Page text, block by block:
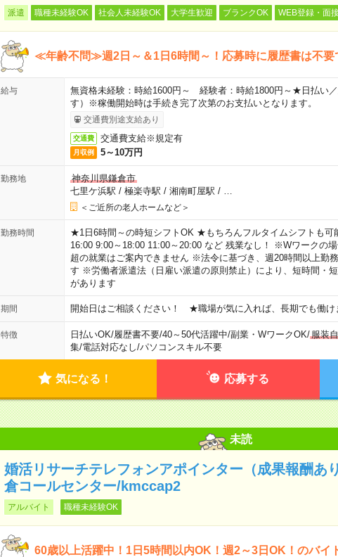
派遣 職種未経験OK 社会人未経験OK 大学生歓迎 ブランクOK WEB登録・面
≪年齢不問≫週2日～＆1日6時間～！応募時に履歴書は不要
給与
無資格未経験：時給1600円～ 経験者：時給1800円～★日払い
す）※稼働開始時は手続き完了次第のお支払いとなります。
交通費別途支給あり
交通費 交通費支給※規定有
月収例 5～10万円
勤務地
神奈川県鎌倉市
七里ケ浜駅 / 極楽寺駅 / 湘南町屋駅 /
＜ご近所の老人ホームなど＞
勤務時間
★1日6時間～の時短シフトOK ★もちろんフルタイムシフトも可
16:00 9:00～18:00 11:00～20:00 など 残業なし！ ※Wワークの
超の就業はご案内できません ※法令に基づき、週20時間以上勤
す ※労働者派遣法（日雇い派遣の原則禁止）により、短時間・
があります
期間 開始日はご相談ください！ ★職場が気に入れば、長期でも働け
特徴 日払いOK/履歴書不要/40～50代活躍中/副業・WワークOK/服装
集/電話対応なし/パソコンスキル不要
気になる！ 応募する
未読
婚活リサーチテレフォンアポインター（成果報酬あ
倉コールセンター/kmccap2
アルバイト 職種未経験OK
60歳以上活躍中！1日5時間以内OK！週2～3日OK！のバイ